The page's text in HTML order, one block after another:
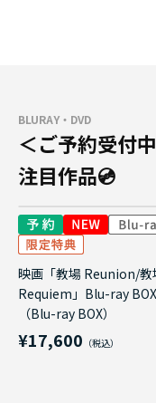
BLURAY・DVD
＜ご予約受付
注目作品💿
映画「教場 Reunion/教
Requiem」Blu-ray BOX
（Blu-ray BOX）
¥17,600